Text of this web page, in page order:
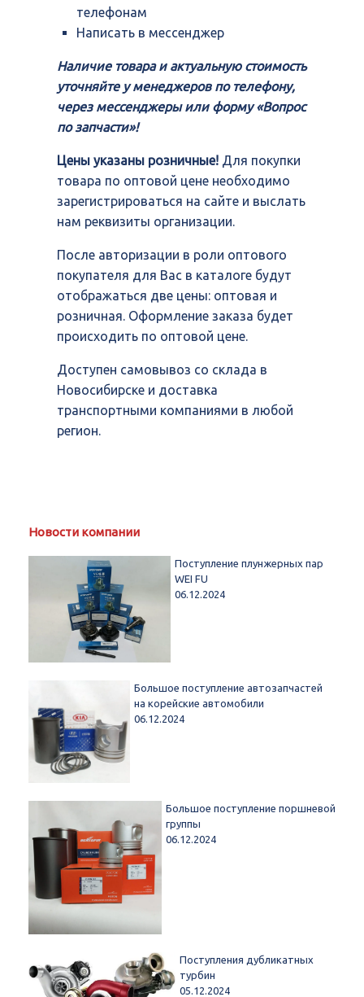
телефонам
Написать в мессенджер
Наличие товара и актуальную стоимость
уточняйте у менеджеров по телефону,
через мессенджеры или форму «Вопрос
по запчасти»!
Цены указаны розничные! Для покупки
товара по оптовой цене необходимо
зарегистрироваться на сайте и выслать
нам реквизиты организации.
После авторизации в роли оптового
покупателя для Вас в каталоге будут
отображаться две цены: оптовая и
розничная. Оформление заказа будет
происходить по оптовой цене.
Доступен самовывоз со склада в
Новосибирске и доставка
транспортными компаниями в любой
регион.
Новости компании
Поступление плунжерных пар
WEI FU
06.12.2024
Большое поступление автозапчастей
на корейские автомобили
06.12.2024
Большое поступление поршневой
группы
06.12.2024
Поступления дубликатных
турбин
05.12.2024